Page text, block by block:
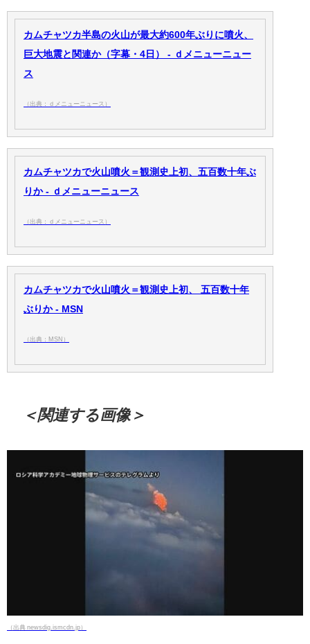
カムチャツカ半島の火山が最大約600年ぶりに噴火、
巨大地震と関連か（字幕・4日） - ｄメニューニュー
ス
（出典：ｄメニューニュース）
カムチャツカで火山噴火＝観測史上初、五百数十年ぶ
りか - ｄメニューニュース
（出典：ｄメニューニュース）
カムチャツカで火山噴火＝観測史上初、 五百数十年
ぶりか - MSN
（出典：MSN）
＜関連する画像＞
（出典 newsdig.ismcdn.jp）